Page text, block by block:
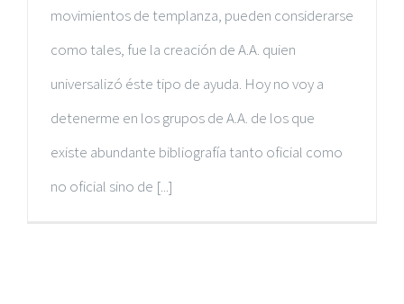
movimientos de templanza, pueden considerarse
como tales, fue la creación de A.A. quien
universalizó éste tipo de ayuda. Hoy no voy a
detenerme en los grupos de A.A. de los que
existe abundante bibliografía tanto oficial como
no oficial sino de [...]